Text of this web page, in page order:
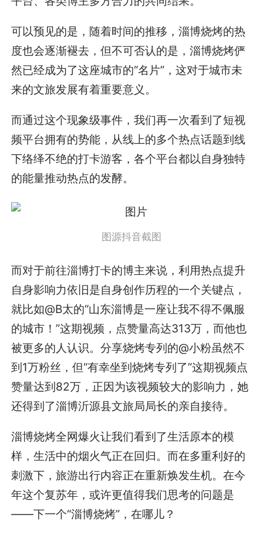
可以预见的是，随着时间的推移，淄博烧烤的热
度也会逐渐褪去，但不可否认的是，淄博烧烤俨
然已经成为了这座城市的“名片”，这对于城市未
来的文旅发展有着重要意义。
而通过这个现象级事件，我们再一次看到了短视
频平台拥有的势能，从线上的多个热点话题到线
下络绎不绝的打卡游客，各个平台都以自身独特
的能量推动热点的发酵。
图源抖音截图
而对于前往淄博打卡的博主来说，利用热点提升
自身影响力依旧是自身创作历程的一个关键点，
就比如@B太的“山东淄博是一座让我不得不佩服
的城市！”这期视频，点赞量高达313万，而他也
被更多的人认识。分享烧烤专列的@小粉虽然不
到1万粉丝，但“有幸坐到烧烤专列了”这期视频点
赞量达到82万，正因为该视频较大的影响力，她
还得到了淄博沂源县文旅局局长的亲自接待。
淄博烧烤全网爆火让我们看到了生活原本的模
样，生活中的烟火气正在回归。而在多重利好的
刺激下，旅游出行内容正在重新焕发生机。在今
年这个复苏年，或许更值得我们思考的问题是
——下一个“淄博烧烤”，在哪儿？